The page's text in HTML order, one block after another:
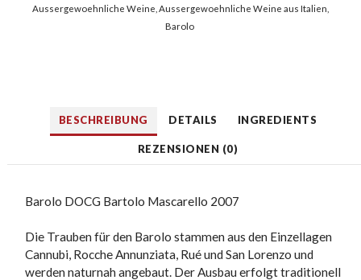
Aussergewoehnliche Weine Aussergewoehnliche Weine aus Italien
Barolo
BESCHREIBUNG DETAILS INGREDIENTS
REZENSIONEN (0)
Barolo DOCG Bartolo Mascarello 2007
Die Trauben für den Barolo stammen aus den Einzellagen
Cannubi, Rocche Annunziata, Rué und San Lorenzo und
werden naturnah angebaut. Der Ausbau erfolgt traditionell